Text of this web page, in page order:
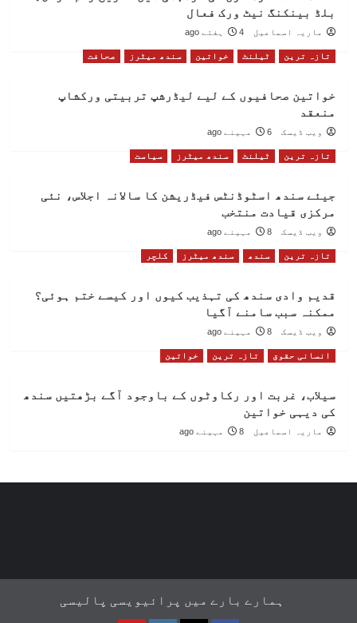
بلڈ بینکنگ نیٹ ورک فعال
ماریہ اسماعیل 4 ہفتے ago
تازہ ترین ٹیلنٹ خواتین سندھ میٹرز صحافت
خواتین صحافیوں کے لیے لیڈرشپ تربیتی ورکشاپ
منعقد
ویب ڈیسک 6 مہینے ago
تازہ ترین ٹیلنٹ سندھ میٹرز سیاست
جیئے سندھ اسٹوڈنٹس فیڈریشن کا سالانہ اجلاس، نئی
مرکزی قیادت منتخب
ویب ڈیسک 8 مہینے ago
تازہ ترین سندھ سندھ میٹرز کلچر
قدیم وادی سندھ کی تہذیب کیوں اور کیسے ختم ہوئی؟
ممکنہ سبب سامنے آگیا
ویب ڈیسک 8 مہینے ago
انسانی حقوق تازہ ترین خواتین
سیلاب، غربت اور رکاوٹوں کے باوجود آگے بڑھتیں سندھ
کی دیہی خواتین
ماریہ اسماعیل 8 مہینے ago
ہمارے بارے میں پرائیویسی پالیسی